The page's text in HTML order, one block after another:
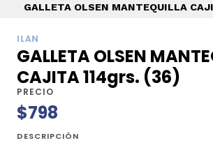
GALLETA OLSEN MANTEQUILLA
ILAN
GALLETA OLSEN
CAJITA 114grs. (36)
PRECIO
$798
DESCRIPCIÓN